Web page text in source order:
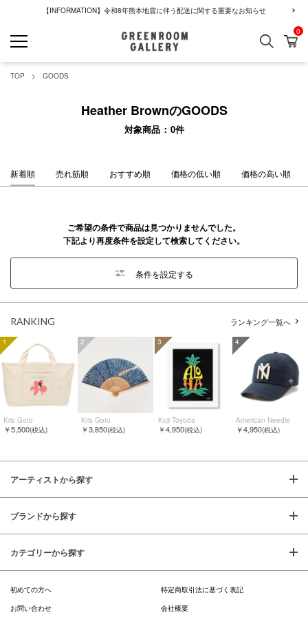
【INFORMATION】令和8年熊本地震に伴う配送に関する重要なお知らせ
検索 カ
0
TOP GOODS
Heather BrownのGOODS
対象商品 0件
新着順 売れ筋順 おすすめ順 価格の低い順 価格の高い順
ご希望の条件で商品は見つかりませんでした。
下記より再度条件を設定して検索してください。
条件を設定する
RANKING ランキング一覧へ
1
Kris Goto
￥5,500(税込)
2
Kris Goto
￥3,850(税込)
3
Koji Toyoda
￥4,950(税込)
4
American Needle
￥4,950(税込)
アーティストから探す
ブランドから探す
カテゴリーから探す
初めての方へ
特定商取引法に基づく表記
お問い合わせ
会社概要